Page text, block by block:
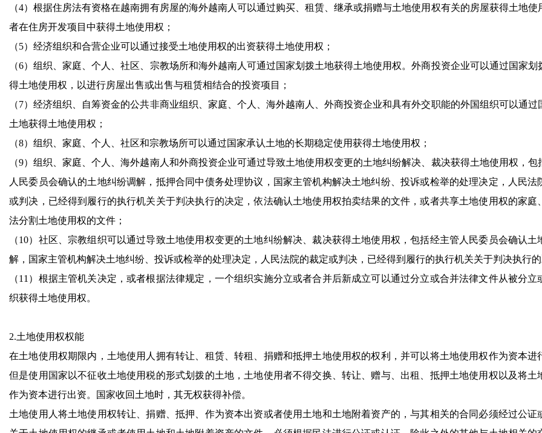
（4）根据住房法有资格在越南拥有房屋的海外越南人可以通过购买、租赁、继承或捐赠与土地使用权有关的房屋获得土地使
者在住房开发项目中获得土地使用权；
（5）经济组织和合营企业可以通过接受土地使用权的出资获得土地使用权；
（6）组织、家庭、个人、社区、宗教场所和海外越南人可通过国家划拨土地获得土地使用权。外商投资企业可以通过国家划
得土地使用权，以进行房屋出售或出售与租赁相结合的投资项目；
（7）经济组织、自筹资金的公共非商业组织、家庭、个人、海外越南人、外商投资企业和具有外交职能的外国组织可以通过
土地获得土地使用权；
（8）组织、家庭、个人、社区和宗教场所可以通过国家承认土地的长期稳定使用获得土地使用权；
（9）组织、家庭、个人、海外越南人和外商投资企业可通过导致土地使用权变更的土地纠纷解决、裁决获得土地使用权，包
人民委员会确认的土地纠纷调解，抵押合同中债务处理协议，国家主管机构解决土地纠纷、投诉或检举的处理决定，人民法
或判决，已经得到履行的执行机关关于判决执行的决定，依法确认土地使用权拍卖结果的文件，或者共享土地使用权的家庭
法分割土地使用权的文件；
（10）社区、宗教组织可以通过导致土地使用权变更的土地纠纷解决、裁决获得土地使用权，包括经主管人民委员会确认土
解，国家主管机构解决土地纠纷、投诉或检举的处理决定，人民法院的裁定或判决，已经得到履行的执行机关关于判决执行的
（11）根据主管机关决定，或者根据法律规定，一个组织实施分立或者合并后新成立可以通过分立或合并法律文件从被分立
织获得土地使用权。
2.土地使用权权能
在土地使用权期限内，土地使用人拥有转让、租赁、转租、捐赠和抵押土地使用权的权利，并可以将土地使用权作为资本进
但是使用国家以不征收土地使用税的形式划拨的土地，土地使用者不得交换、转让、赠与、出租、抵押土地使用权以及将土
作为资本进行出资。国家收回土地时，其无权获得补偿。
土地使用人将土地使用权转让、捐赠、抵押、作为资本出资或者使用土地和土地附着资产的，与其相关的合同必须经过公证